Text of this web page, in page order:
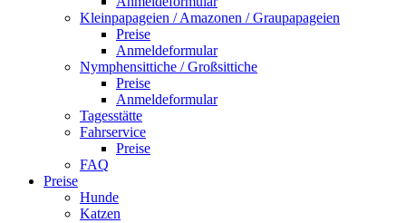
Kleinpapageien / Amazonen / Graupapageien
Preise
Anmeldeformular
Nymphensittiche / Großsittiche
Preise
Anmeldeformular
Tagesstätte
Fahrservice
Preise
FAQ
Preise
Hunde
Katzen